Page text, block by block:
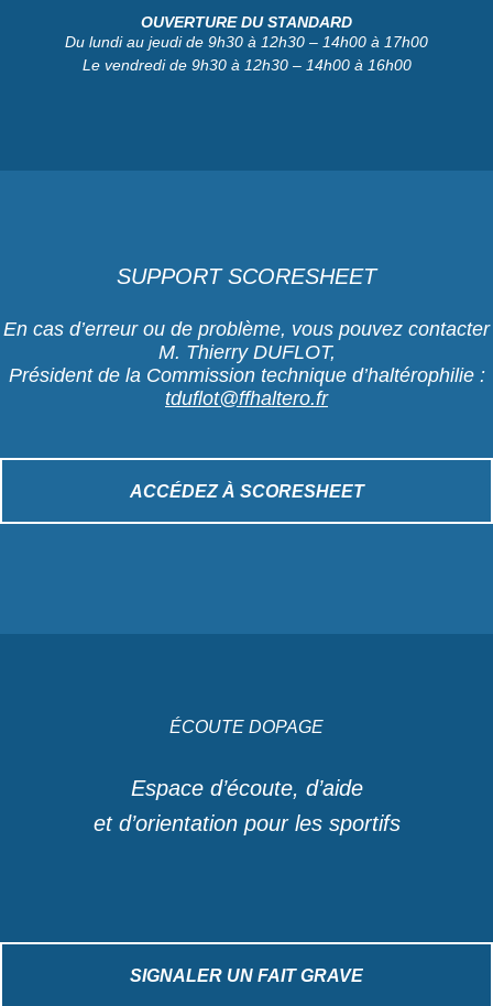
OUVERTURE DU STANDARD
Du lundi au jeudi de 9h30 à 12h30 – 14h00 à 17h00
Le vendredi de 9h30 à 12h30 – 14h00 à 16h00
SUPPORT SCORESHEET
En cas d’erreur ou de problème, vous pouvez contacter
M. Thierry DUFLOT,
Président de la Commission technique d’haltérophilie :
tduflot@ffhaltero.fr
ACCÉDEZ À SCORESHEET
ÉCOUTE DOPAGE
Espace d’écoute, d’aide
et d’orientation pour les sportifs
SIGNALER UN FAIT GRAVE